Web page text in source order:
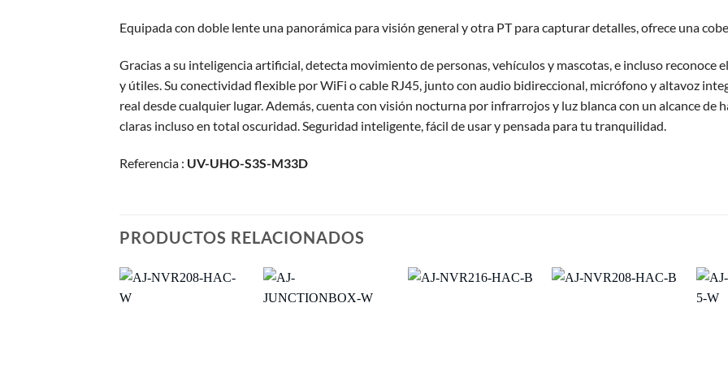
Equipada con doble lente una panorámica para visión general y otra PT para capturar detalles, ofrece una
Gracias a su inteligencia artificial, detecta movimiento de personas, vehículos y mascotas, e incluso reconoce
y útiles. Su conectividad flexible por WiFi o cable RJ45, junto con audio bidireccional, micrófono y altavoz
real desde cualquier lugar. Además, cuenta con visión nocturna por infrarrojos y luz blanca con un alcance de
claras incluso en total oscuridad. Seguridad inteligente, fácil de usar y pensada para tu tranquilidad.
Referencia : UV-UHO-S3S-M33D
PRODUCTOS RELACIONADOS